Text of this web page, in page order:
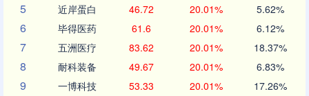
5 近岸蛋白 46.72 20.01% 5.62%
6 毕得医药 61.6 20.01% 6.12%
7 五洲医疗 83.62 20.01% 18.37%
8 耐科装备 49.67 20.01% 6.83%
9 一博科技 53.33 20.01% 17.26%